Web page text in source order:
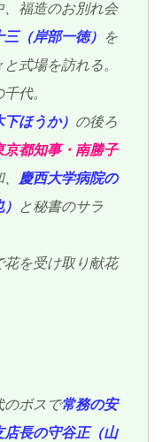
福造のお別れ会
（岸部一徳）
を
式場を訪れる。
代。
ほうか） の後ろ
京都知事・南勝子
慶西大学病院の
と秘書のサラ
を受け取り献花
のボスで常務の安
店長の守谷正（山